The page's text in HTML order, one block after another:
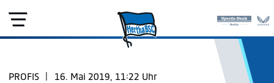
PROFIS 16. Mai 2019, 11:22 Uhr